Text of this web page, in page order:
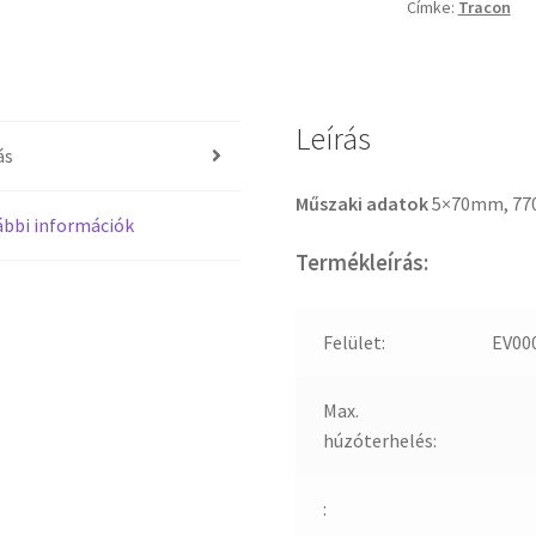
Címke: Tracon
információk
Leírás
Műszaki adatok5×70mm,
Termékleírás:
Felület:
Max.
húzóterhelés:
: